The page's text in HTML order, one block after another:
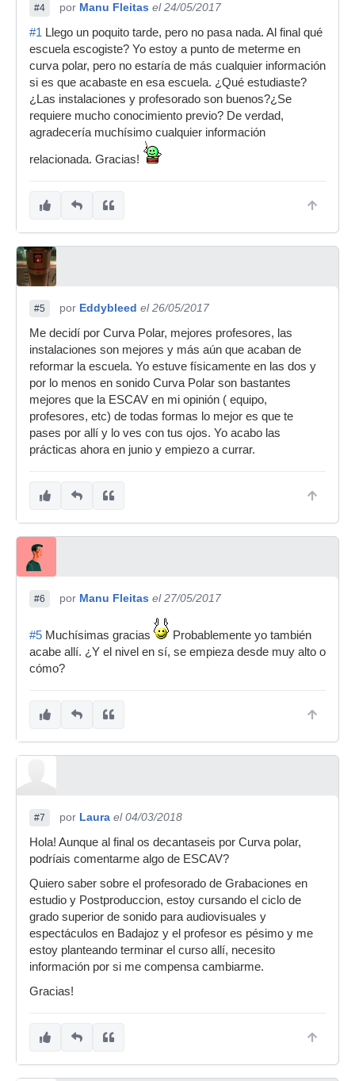
#4 por Manu Fleitas el 24/05/2017
#1 Llego un poquito tarde, pero no pasa nada. Al final qué
escuela escogiste? Yo estoy a punto de meterme en
curva polar, pero no estaría de más cualquier información
si es que acabaste en esa escuela. ¿Qué estudiaste?
¿Las instalaciones y profesorado son buenos?¿Se
requiere mucho conocimiento previo? De verdad,
agradecería muchísimo cualquier información
relacionada. Gracias!
#5 por Eddybleed el 26/05/2017
Me decidí por Curva Polar, mejores profesores, las
instalaciones son mejores y más aún que acaban de
reformar la escuela. Yo estuve físicamente en las dos y
por lo menos en sonido Curva Polar son bastantes
mejores que la ESCAV en mi opinión ( equipo,
profesores, etc) de todas formas lo mejor es que te
pases por allí y lo ves con tus ojos. Yo acabo las
prácticas ahora en junio y empiezo a currar.
#6 por Manu Fleitas el 27/05/2017
#5 Muchísimas gracias
Probablemente yo también
acabe allí. ¿Y el nivel en sí, se empieza desde muy alto o
cómo?
#7 por Laura el 04/03/2018
Hola! Aunque al final os decantaseis por Curva polar,
podríais comentarme algo de ESCAV?
Quiero saber sobre el profesorado de Grabaciones en
estudio y Postproduccion, estoy cursando el ciclo de
grado superior de sonido para audiovisuales y
espectáculos en Badajoz y el profesor es pésimo y me
estoy planteando terminar el curso allí, necesito
información por si me compensa cambiarme.
Gracias!